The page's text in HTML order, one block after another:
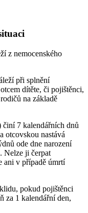
z nemocenského
při splnění
dítěte, či pojištěnci,
na základě
7 kalendářních dnů
otcovskou nastává
ode dne narození
Nelze ji čerpat
ani v případě úmrtí
pokud pojištěnci
za 1 kalendářní den,